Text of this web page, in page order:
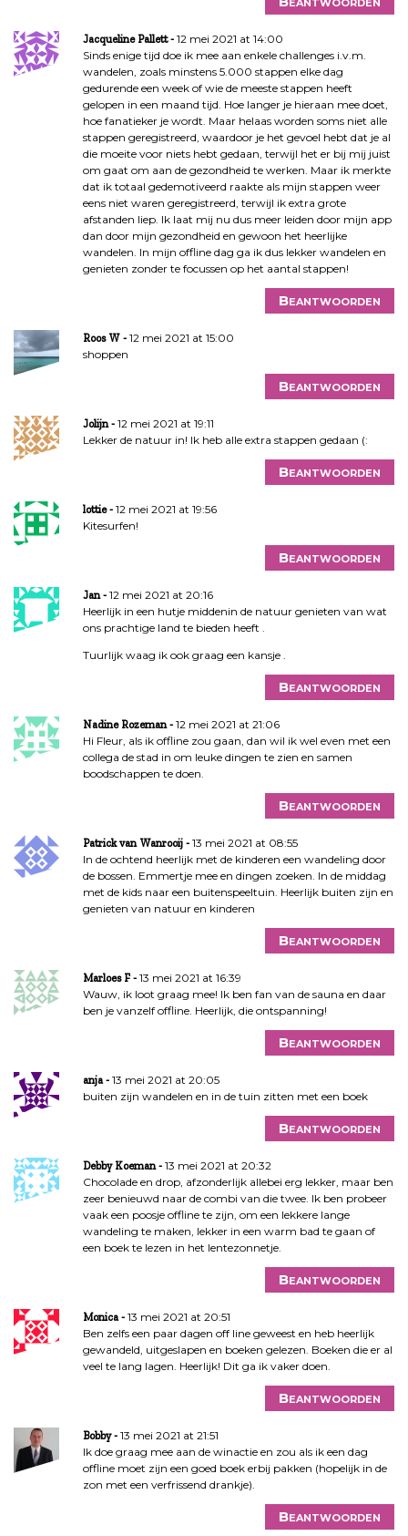
Jacqueline Pallett
12 mei 2021 at 14:00
Sinds enige tijd doe ik mee aan enkele challenges i.v.m.
wandelen, zoals minstens 5.000 stappen elke dag
gedurende een week of wie de meeste stappen heeft
gelopen in een maand tijd. Hoe langer je hieraan mee doet,
hoe fanatieker je wordt. Maar helaas worden soms niet alle
stappen geregistreerd, waardoor je het gevoel hebt dat je al
die moeite voor niets hebt gedaan, terwijl het er bij mij juist
om gaat om aan de gezondheid te werken. Maar ik merkte
dat ik totaal gedemotiveerd raakte als mijn stappen weer
eens niet waren geregistreerd, terwijl ik extra grote
afstanden liep. Ik laat mij nu dus meer leiden door mijn app
dan door mijn gezondheid en gewoon het heerlijke
wandelen. In mijn offline dag ga ik dus lekker wandelen en
genieten zonder te focussen op het aantal stappen!
Beantwoorden
Roos W
12 mei 2021 at 15:00
shoppen
Beantwoorden
Jolijn
12 mei 2021 at 19:11
Lekker de natuur in! Ik heb alle extra stappen gedaan (:
Beantwoorden
lottie
12 mei 2021 at 19:56
Kitesurfen!
Beantwoorden
Jan
12 mei 2021 at 20:16
Heerlijk in een hutje middenin de natuur genieten van wat
ons prachtige land te bieden heeft .
Tuurlijk waag ik ook graag een kansje .
Beantwoorden
Nadine Rozeman
12 mei 2021 at 21:06
Hi Fleur, als ik offline zou gaan, dan wil ik wel even met een
collega de stad in om leuke dingen te zien en samen
boodschappen te doen.
Beantwoorden
Patrick van Wanrooij
13 mei 2021 at 08:55
In de ochtend heerlijk met de kinderen een wandeling door
de bossen. Emmertje mee en dingen zoeken. In de middag
met de kids naar een buitenspeeltuin. Heerlijk buiten zijn en
genieten van natuur en kinderen
Beantwoorden
Marloes F
13 mei 2021 at 16:39
Wauw, ik loot graag mee! Ik ben fan van de sauna en daar
ben je vanzelf offline. Heerlijk, die ontspanning!
Beantwoorden
anja
13 mei 2021 at 20:05
buiten zijn wandelen en in de tuin zitten met een boek
Beantwoorden
Debby Koeman
13 mei 2021 at 20:32
Chocolade en drop, afzonderlijk allebei erg lekker, maar ben
zeer benieuwd naar de combi van die twee. Ik ben probeer
vaak een poosje offline te zijn, om een lekkere lange
wandeling te maken, lekker in een warm bad te gaan of
een boek te lezen in het lentezonnetje.
Beantwoorden
Monica
13 mei 2021 at 20:51
Ben zelfs een paar dagen off line geweest en heb heerlijk
gewandeld, uitgeslapen en boeken gelezen. Boeken die er al
veel te lang lagen. Heerlijk! Dit ga ik vaker doen.
Beantwoorden
Bobby
13 mei 2021 at 21:51
Ik doe graag mee aan de winactie en zou als ik een dag
offline moet zijn een goed boek erbij pakken (hopelijk in de
zon met een verfrissend drankje).
Beantwoorden